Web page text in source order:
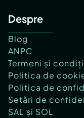
Despre
Blog
ANPC
Termeni și
Politica de
Politica de
Setări de
SAL și SOL